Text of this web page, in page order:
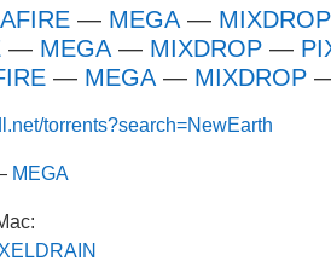
— MEGA — MIXDROP
— MEGA — MIXDROP —
— MEGA — MIXDROP
torrents?search=NewEarth
MEGA